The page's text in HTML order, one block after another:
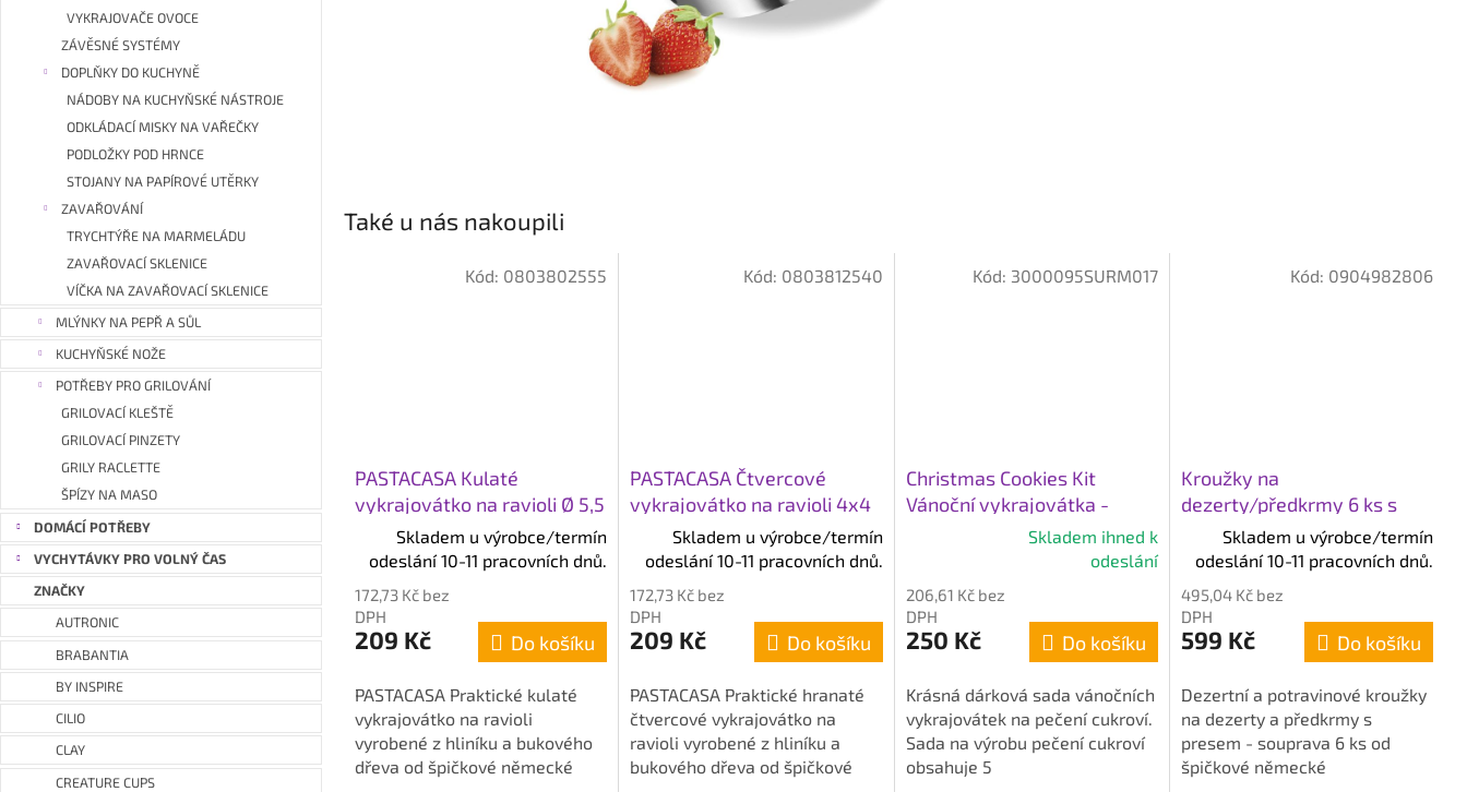
VYKRAJOVAČE OVOCE
ZÁVĚSNÉ SYSTÉMY
DOPLŇKY DO KUCHYNĚ
NÁDOBY NA KUCHYŇSKÉ NÁSTROJE
ODKLÁDACÍ MISKY NA VAŘEČKY
PODLOŽKY POD HRNCE
STOJANY NA PAPÍROVÉ UTĚRKY
ZAVAŘOVÁNÍ
TRYCHTÝŘE NA MARMELÁDU
ZAVAŘOVACÍ SKLENICE
VÍČKA NA ZAVAŘOVACÍ SKLENICE
MLÝNKY NA PEPŘ A SŮL
KUCHYŇSKÉ NOŽE
POTŘEBY PRO GRILOVÁNÍ
GRILOVACÍ KLEŠTĚ
GRILOVACÍ PINZETY
GRILY RACLETTE
ŠPÍZY NA MASO
DOMÁCÍ POTŘEBY
VYCHYTÁVKY PRO VOLNÝ ČAS
ZNAČKY
AUTRONIC
BRABANTIA
BY INSPIRE
CILIO
CLAY
CREATURE CUPS
Také u nás nakoupili
PASTACASA Kulaté
vykrajovátko na ravioli Ø 5,5
cm hliník/bukové dřevo
Skladem u výrobce/termín
odeslání 10-11 pracovních dnů.
172,73 Kč bez
DPH
209 Kč Do košíku
PASTACASA Praktické kulaté
vykrajovátko na ravioli
vyrobené z hliníku a bukového
dřeva od špičkové německé
Kód: 0803802555
PASTACASA Čtvercové
vykrajovátko na ravioli 4x4
cm hliník/bukové dřevo
Skladem u výrobce/termín
odeslání 10-11 pracovních dnů.
172,73 Kč bez
DPH
209 Kč Do košíku
PASTACASA Praktické hranaté
čtvercové vykrajovátko na
ravioli vyrobené z hliníku a
bukového dřeva od špičkové
Kód: 0803812540
Christmas Cookies Kit
Vánoční vykrajovátka -
dárková sada 5 ks
produktu
je
5,0
5
hvězdiček.
Skladem ihned k
odeslání
206,61 Kč bez
DPH
250 Kč Do košíku
Krásná dárková sada vánočních
vykrajovátek na pečení cukroví.
Sada na výrobu pečení cukroví
obsahuje 5
Kód: 3000095SURM017
Kroužky na
dezerty/předkrmy 6 ks s
pressem
Skladem u výrobce/termín
odeslání 10-11 pracovních dnů.
495,04 Kč bez
DPH
599 Kč Do košíku
Dezertní a potravinové kroužky
na dezerty a předkrmy s
presem - souprava 6 ks od
špičkové německé
Kód: 0904982806